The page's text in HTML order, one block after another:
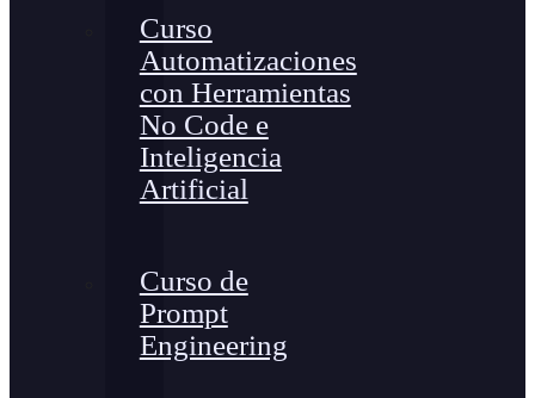
Curso
Automatizaciones
con Herramientas
No Code e
Inteligencia
Artificial
Curso de
Prompt
Engineering